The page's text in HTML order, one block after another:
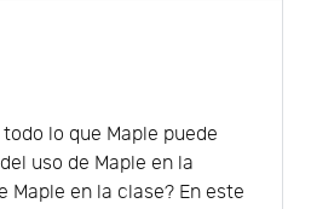
lo que Maple puede
uso de Maple en la
en la clase? En este